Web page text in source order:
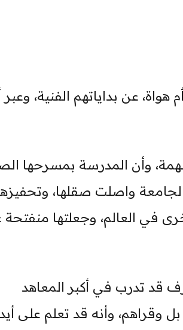
هواة، عن بداياتهم الفنية،
وأن المدرسة بمسرحها
واصلت صقلها،
في العالم، وجعلتها
قد تدرب في أكبر المعاهد
وقراهم، وأنه قد تعلم على